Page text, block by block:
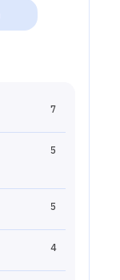
7
5
5
4